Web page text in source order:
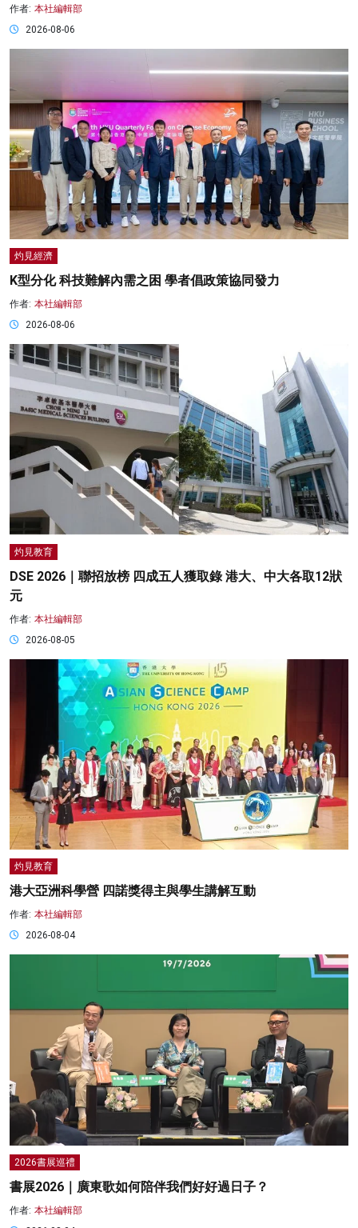
作者: 本社編輯部
2026-08-06
灼見經濟
K型分化 科技難解內需之困 學者倡政策協同發力
作者: 本社編輯部
2026-08-06
灼見教育
DSE 2026｜聯招放榜 四成五人獲取錄 港大、中大各取12狀
元
作者: 本社編輯部
2026-08-05
灼見教育
港大亞洲科學營 四諾獎得主與學生講解互動
作者: 本社編輯部
2026-08-04
2026書展巡禮
書展2026｜廣東歌如何陪伴我們好好過日子？
作者: 本社編輯部